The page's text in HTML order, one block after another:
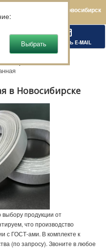
Новосибирск
НАПИСАТЬ E-MAIL
в Новосибирске
продукции от
что производство
с ГОСТ-ами. В комплекте к
(по запросу). Звоните в любое